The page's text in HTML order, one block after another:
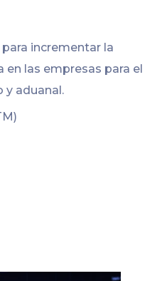
incrementar la
las empresas para el
aduanal.